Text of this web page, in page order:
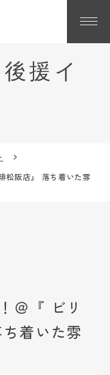
松阪店』 落ち着いた雰
＠『 ビリ
着いた雰